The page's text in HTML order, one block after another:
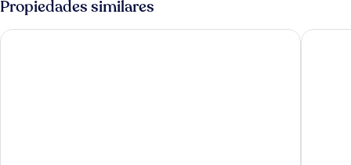
cama
King
size,
Propiedades similares
EST Hotel Great